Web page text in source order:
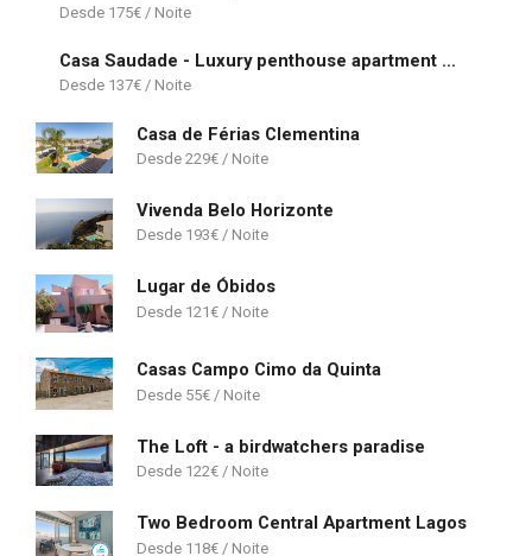
175€
Casa Saudade - Luxury penthouse apartment with stunning views
137€
Casa de Férias Clementina
229€
Vivenda Belo Horizonte
193€
Lugar de Óbidos
121€
Casas Campo Cimo da Quinta
55€
The Loft - a birdwatchers paradise
122€
Two Bedroom Central Apartment Lagos
118€